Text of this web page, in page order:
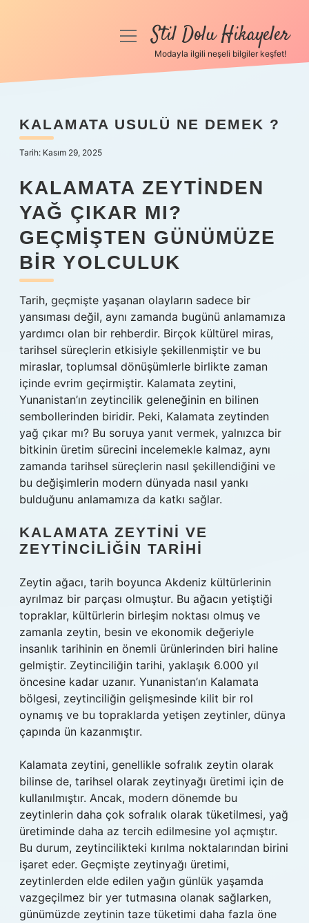
Anasayfa
Yasal Uyarı
menüyüStil Dolu Hikayeler
Modayla ilgili neşeli bilgiler keşfet!
KALAMATA USULÜ NE DEMEK ?
Tarih: Kasım 29, 2025
KALAMATA ZEYTINDEN
YAĞ ÇIKAR MI?
GEÇMIŞTEN GÜNÜMÜZE
BIR YOLCULUK
Tarih, geçmişte yaşanan olayların sadece bir
yansıması değil, aynı zamanda bugünü anlamamıza
yardımcı olan bir rehberdir. Birçok kültürel miras,
tarihsel süreçlerin etkisiyle şekillenmiştir ve bu
miraslar, toplumsal dönüşümlerle birlikte zaman
içinde evrim geçirmiştir. Kalamata zeytini,
Yunanistan’ın zeytincilik geleneğinin en bilinen
sembollerinden biridir. Peki, Kalamata zeytinden
yağ çıkar mı? Bu soruya yanıt vermek, yalnızca bir
bitkinin üretim sürecini incelemekle kalmaz, aynı
zamanda tarihsel süreçlerin nasıl şekillendiğini ve
bu değişimlerin modern dünyada nasıl yankı
bulduğunu anlamamıza da katkı sağlar.
KALAMATA ZEYTINI VE
ZEYTINCILIĞIN TARIHI
Zeytin ağacı, tarih boyunca Akdeniz kültürlerinin
ayrılmaz bir parçası olmuştur. Bu ağacın yetiştiği
topraklar, kültürlerin birleşim noktası olmuş ve
zamanla zeytin, besin ve ekonomik değeriyle
insanlık tarihinin en önemli ürünlerinden biri haline
gelmiştir. Zeytinciliğin tarihi, yaklaşık 6.000 yıl
öncesine kadar uzanır. Yunanistan’ın Kalamata
bölgesi, zeytinciliğin gelişmesinde kilit bir rol
oynamış ve bu topraklarda yetişen zeytinler, dünya
çapında ün kazanmıştır.
Kalamata zeytini, genellikle sofralık zeytin olarak
bilinse de, tarihsel olarak zeytinyağı üretimi için de
kullanılmıştır. Ancak, modern dönemde bu
zeytinlerin daha çok sofralık olarak tüketilmesi, yağ
üretiminde daha az tercih edilmesine yol açmıştır.
Bu durum, zeytincilikteki kırılma noktalarından birini
işaret eder. Geçmişte zeytinyağı üretimi,
zeytinlerden elde edilen yağın günlük yaşamda
vazgeçilmez bir yer tutmasına olanak sağlarken,
günümüzde zeytinin taze tüketimi daha fazla öne